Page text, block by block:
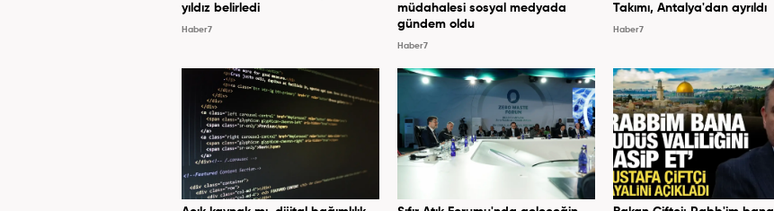
yıldız belirledi
Haber7
müdahalesi sosyal medyada
gündem oldu
Haber7
Takımı, Antalya'dan ayrıldı
Haber7